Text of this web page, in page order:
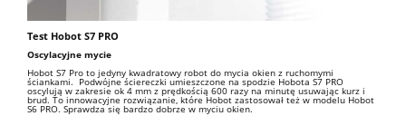
Test Hobot S7 PRO
Oscylacyjne mycie
Hobot S7 Pro to jedyny kwadratowy robot do mycia okien z ruchomymi
ściankami. Podwójne ściereczki umieszczone na spodzie Hobota S7 PRO
oscylują w zakresie ok 4 mm z prędkością 600 razy na minutę usuwając kurz i
brud. To innowacyjne rozwiązanie, które Hobot zastosował też w modelu Hobot
S6 PRO. Sprawdza się bardzo dobrze w myciu okien.